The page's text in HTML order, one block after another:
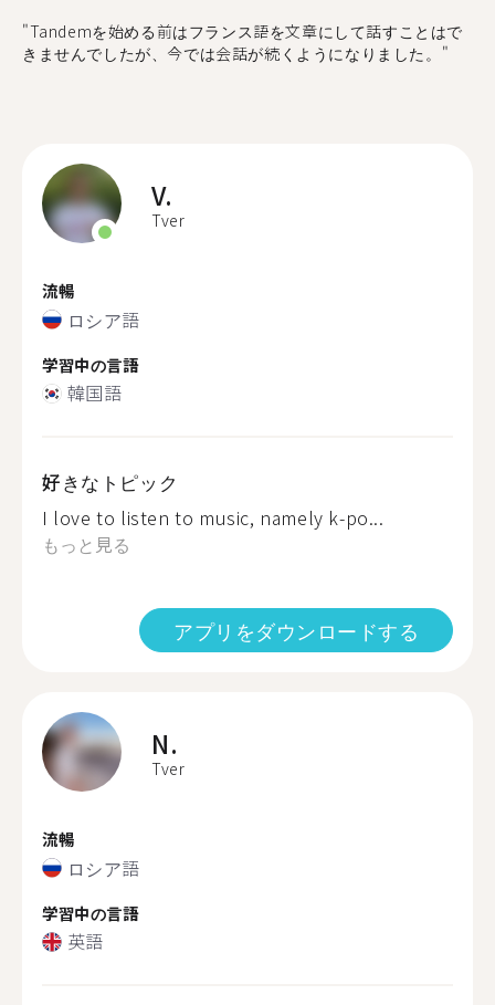
"​​Tandemを始める前はフランス語を文章にして話すことはで
きませんでしたが、今では会話が続くようになりました。"
V.
Tver
流暢
ロシア語
学習中の言語
韓国語
好きなトピック
I love to listen to music, namely k-po...
もっと見る
アプリをダウンロードする
N.
Tver
流暢
ロシア語
学習中の言語
英語